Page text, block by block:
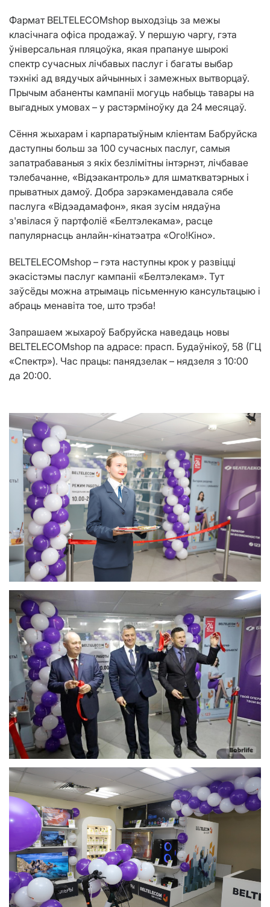
Фармат BELTELECOMshop выходзіць за межы
класічнага офіса продажаў. У першую чаргу, гэта
ўніверсальная пляцоўка, якая прапануе шырокі
спектр сучасных лічбавых паслуг і багаты выбар
тэхнікі ад вядучых айчынных і замежных вытворцаў.
Прычым абаненты кампаніі могуць набыць тавары на
выгадных умовах – у растэрміноўку да 24 месяцаў.
Сёння жыхарам і карпаратыўным кліентам Бабруйска
даступны больш за 100 сучасных паслуг, самыя
запатрабаваныя з якіх безлімітны інтэрнэт, лічбавае
тэлебачанне, «Відэакантроль» для шматкватэрных і
прыватных дамоў. Добра зарэкамендавала сябе
паслуга «Відэадамафон», якая зусім нядаўна
з'явілася ў партфоліё «Белтэлекама», расце
папулярнасць анлайн-кінатэатра «Ого!Кіно».
BELTELECOMshop – гэта наступны крок у развіцці
экасістэмы паслуг кампаніі «Белтэлекам». Тут
заўсёды можна атрымаць пісьменную кансультацыю і
абраць менавіта тое, што трэба!
Запрашаем жыхароў Бабруйска наведаць новы
BELTELECOMshop па адрасе: прасп. Будаўнікоў, 58 (ГЦ
«Спектр»). Час працы: панядзелак – нядзеля з 10:00
да 20:00.